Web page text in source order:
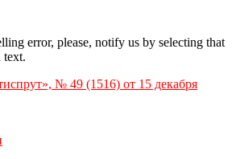
error, please, notify us by selecting that
text.
№ 49 (1516) от 15 декабря